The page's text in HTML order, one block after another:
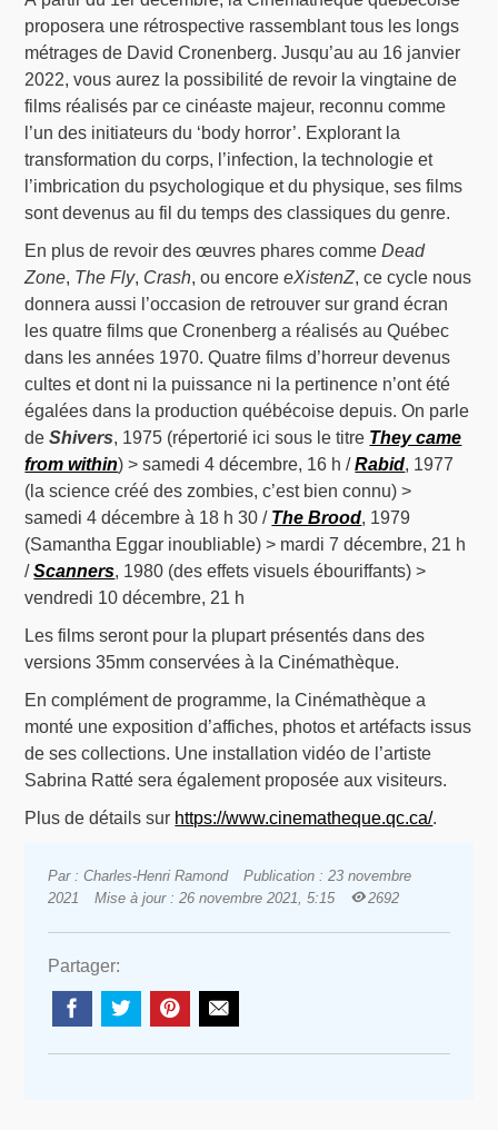
proposera une rétrospective rassemblant tous les longs
métrages de David Cronenberg. Jusqu’au au 16 janvier
2022, vous aurez la possibilité de revoir la vingtaine de
films réalisés par ce cinéaste majeur, reconnu comme
l’un des initiateurs du ‘body horror’. Explorant la
transformation du corps, l’infection, la technologie et
l’imbrication du psychologique et du physique, ses films
sont devenus au fil du temps des classiques du genre.
En plus de revoir des œuvres phares commeDead
Zone, The Fly, Crash, ou encoreeXistenZ, ce cycle nous
donnera aussi l’occasion de retrouver sur grand écran
les quatre films que Cronenberg a réalisés au Québec
dans les années 1970. Quatre films d’horreur devenus
cultes et dont ni la puissance ni la pertinence n’ont été
égalées dans la production québécoise depuis. On parle
deShivers, 1975 (répertorié ici sous le titre They came
from within) > samedi 4 décembre, 16 h /Rabid, 1977
(la science créé des zombies, c’est bien connu) >
samedi 4 décembre à 18 h 30 / The Brood, 1979
(Samantha Eggar inoubliable) > mardi 7 décembre, 21 h
/Scanners, 1980 (des effets visuels ébouriffants) >
vendredi 10 décembre, 21 h
Les films seront pour la plupart présentés dans des
versions 35mm conservées à la Cinémathèque.
En complément de programme, la Cinémathèque a
monté une exposition d’affiches, photos et artéfacts issus
de ses collections. Une installation vidéo de l’artiste
Sabrina Ratté sera également proposée aux visiteurs.
Plus de détails sur https://www.cinematheque.qc.ca/.
Par : Charles-Henri Ramond
Publication : 23 novembre
2021
Mise à jour : 26 novembre 2021, 5:15 2692
Partager: